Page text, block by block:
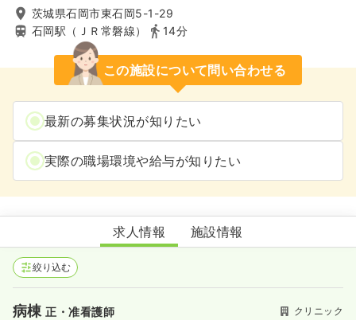
茨城県石岡市東石岡5-1-29
石岡駅（ＪＲ常磐線）
14分
この施設について問い合わせる
最新の募集状況が知りたい
実際の職場環境や給与が知りたい
山王台病院附属第1クリニック山王台病院附属第1クリニック
求人情報 施設情報
絞り込む
病棟正・准看護師 クリニック